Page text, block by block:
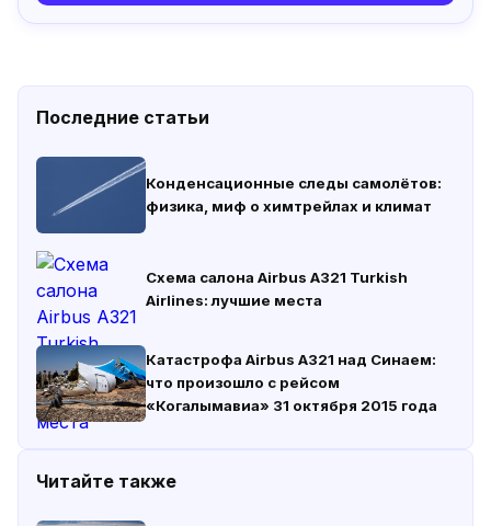
Последние статьи
Конденсационные следы самолётов:
физика, миф о химтрейлах и климат
Схема салона Airbus A321 Turkish
Airlines: лучшие места
Катастрофа Airbus A321 над Синаем:
что произошло с рейсом
«Когалымавиа» 31 октября 2015 года
Читайте также